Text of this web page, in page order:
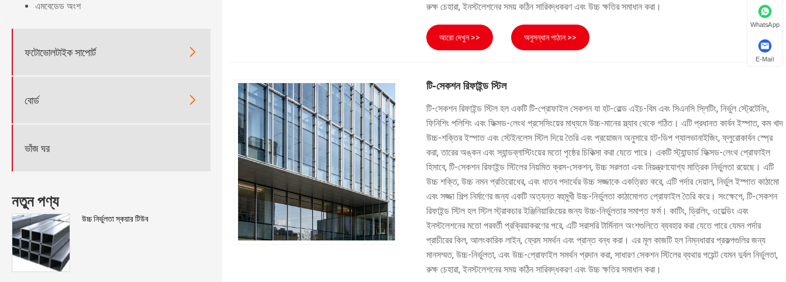
এমবেডেড অংশ
ফটোভোলটাইক সাপোর্ট 
বোর্ড 
ভাঁজ ঘর
নতুন পণ্য
উচ্চ নির্ভুলতা স্কয়ার টিউব
রুক্ষ চেহারা, ইনস্টলেশনের সময় কঠিন সারিবদ্ধকরণ এবং উচ্চ ক্ষতির সমাধান করা।
আরো দেখুন >> অনুসন্ধান পাঠান >>
টি-সেকশন রিফাইন্ড স্টিল
টি-সেকশন রিফাইন্ড স্টিল হল একটি টি-প্রোফাইল সেকশন যা হট-রোল্ড এইচ-বিম এবং সিএনসি স্লিটিং, নির্ভুল স্ট্রেটেনিং,
ফিনিশিং পলিশিং এবং ফিক্সড-লেংথ প্রসেসিংয়ের মাধ্যমে উচ্চ-মানের স্ল্যাব থেকে গঠিত। এটি প্রধানত কার্বন ইস্পাত, কম খাদ
উচ্চ-শক্তির ইস্পাত এবং স্টেইনলেস স্টিল দিয়ে তৈরি এবং প্রয়োজন অনুসারে হট-ডিপ গ্যালভানাইজিং, ফ্লুরোকার্বন স্প্রে
করা, তারের অঙ্কন এবং স্যান্ডব্লাস্টিংয়ের মতো পৃষ্ঠের চিকিত্সা করা যেতে পারে। একটি স্ট্যান্ডার্ড ফিক্সড-লেংথ প্রোফাইল
হিসাবে, টি-সেকশন রিফাইন্ড স্টিলের নিয়মিত ক্রস-সেকশন, উচ্চ সরলতা এবং নিয়ন্ত্রণযোগ্য মাত্রিক নির্ভুলতা রয়েছে। এটি
উচ্চ শক্তি, উচ্চ নমন প্রতিরোধের, এবং ধাতব পদার্থের উচ্চ সজ্জাকে একত্রিত করে, এটি পর্দার দেয়াল, নির্ভুল ইস্পাত কাঠামো
এবং সজ্জা শিল্প নির্মাণের জন্য একটি অত্যন্ত বহুমুখী উচ্চ-নির্ভুলতা কাঠামোগত প্রোফাইল তৈরি করে। সংক্ষেপে, টি-সেকশন
রিফাইন্ড স্টিল হল স্টিল স্ট্রাকচার ইঞ্জিনিয়ারিংয়ের জন্য উচ্চ-নির্ভুলতার সমাপ্ত ফর্ম। কাটিং, ড্রিলিং, ওয়েল্ডিং এবং
ইনস্টলেশনের মতো পরবর্তী প্রক্রিয়াকরণের পরে, এটি সরাসরি টার্মিনাল অংশগুলিতে ব্যবহার করা যেতে পারে যেমন পর্দার
প্রাচীরের কিল, আলংকারিক লাইন, ফ্রেম সমর্থন এবং প্রান্ত বন্ধ করা। এর মূল কাজটি হল নিম্নধারার প্রকল্পগুলির জন্য
মানসম্মত, উচ্চ-নির্ভুলতা, এবং উচ্চ-প্রোফাইল সমর্থন প্রদান করা, সাধারণ সেকশন স্টিলের ব্যথার পয়েন্ট যেমন দুর্বল নির্ভুলতা,
রুক্ষ চেহারা, ইনস্টলেশনের সময় কঠিন সারিবদ্ধকরণ এবং উচ্চ ক্ষতির সমাধান করা।
WhatsApp
E-Mail